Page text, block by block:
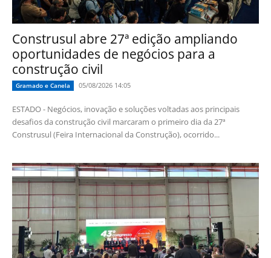
Construsul abre 27ª edição ampliando
oportunidades de negócios para a
construção civil
Gramado e Canela 05/08/2026 14:05
ESTADO - Negócios, inovação e soluções voltadas aos principais
desafios da construção civil marcaram o primeiro dia da 27ª
Construsul (Feira Internacional da Construção), ocorrido...